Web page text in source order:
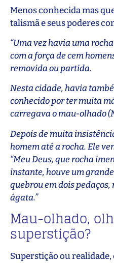
Menos conhecida mas
talismã e seus poderes
“Uma vez havia uma
com a força de cem
removida ou partida.
Nesta cidade, havia
conhecido por ter muita
carregava o mau-olhado
Depois de muita
homem até a rocha. Ele
“Meu Deus, que rocha
instante, houve um
quebrou em dois
ágata.”
Mau-olhado,
superstição?
Superstição ou